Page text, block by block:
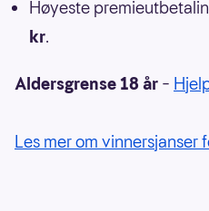
Høyeste
kr.
Aldersgrense 18 år –
Les mer om vinnersjanser